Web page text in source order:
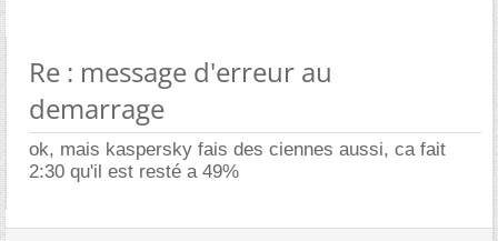
Re : message d'erreur au
demarrage
ok, mais kaspersky fais des ciennes aussi, ca fait
2:30 qu'il est resté a 49%